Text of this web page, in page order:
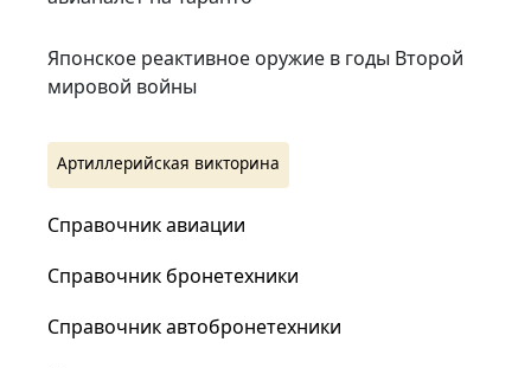
Японское реактивное оружие в годы Второй
мировой войны
Артиллерийская викторина
Справочник авиации
Справочник бронетехники
Справочник автобронетехники